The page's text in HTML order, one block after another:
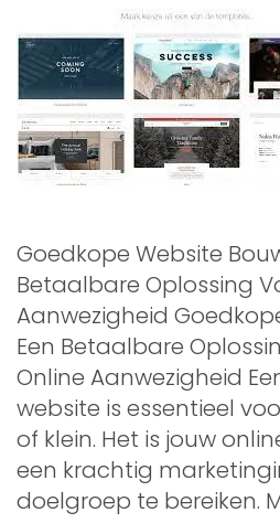
Goedkope Website
Betaalbare Oplossing
Aanwezigheid
Een Betaalbare
Online Aanwezigheid
website is essentieel
of klein. Het is jouw
een krachtig
doelgroep te bereiken.